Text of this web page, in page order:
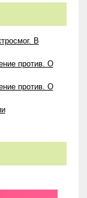
В
против. О
против. О